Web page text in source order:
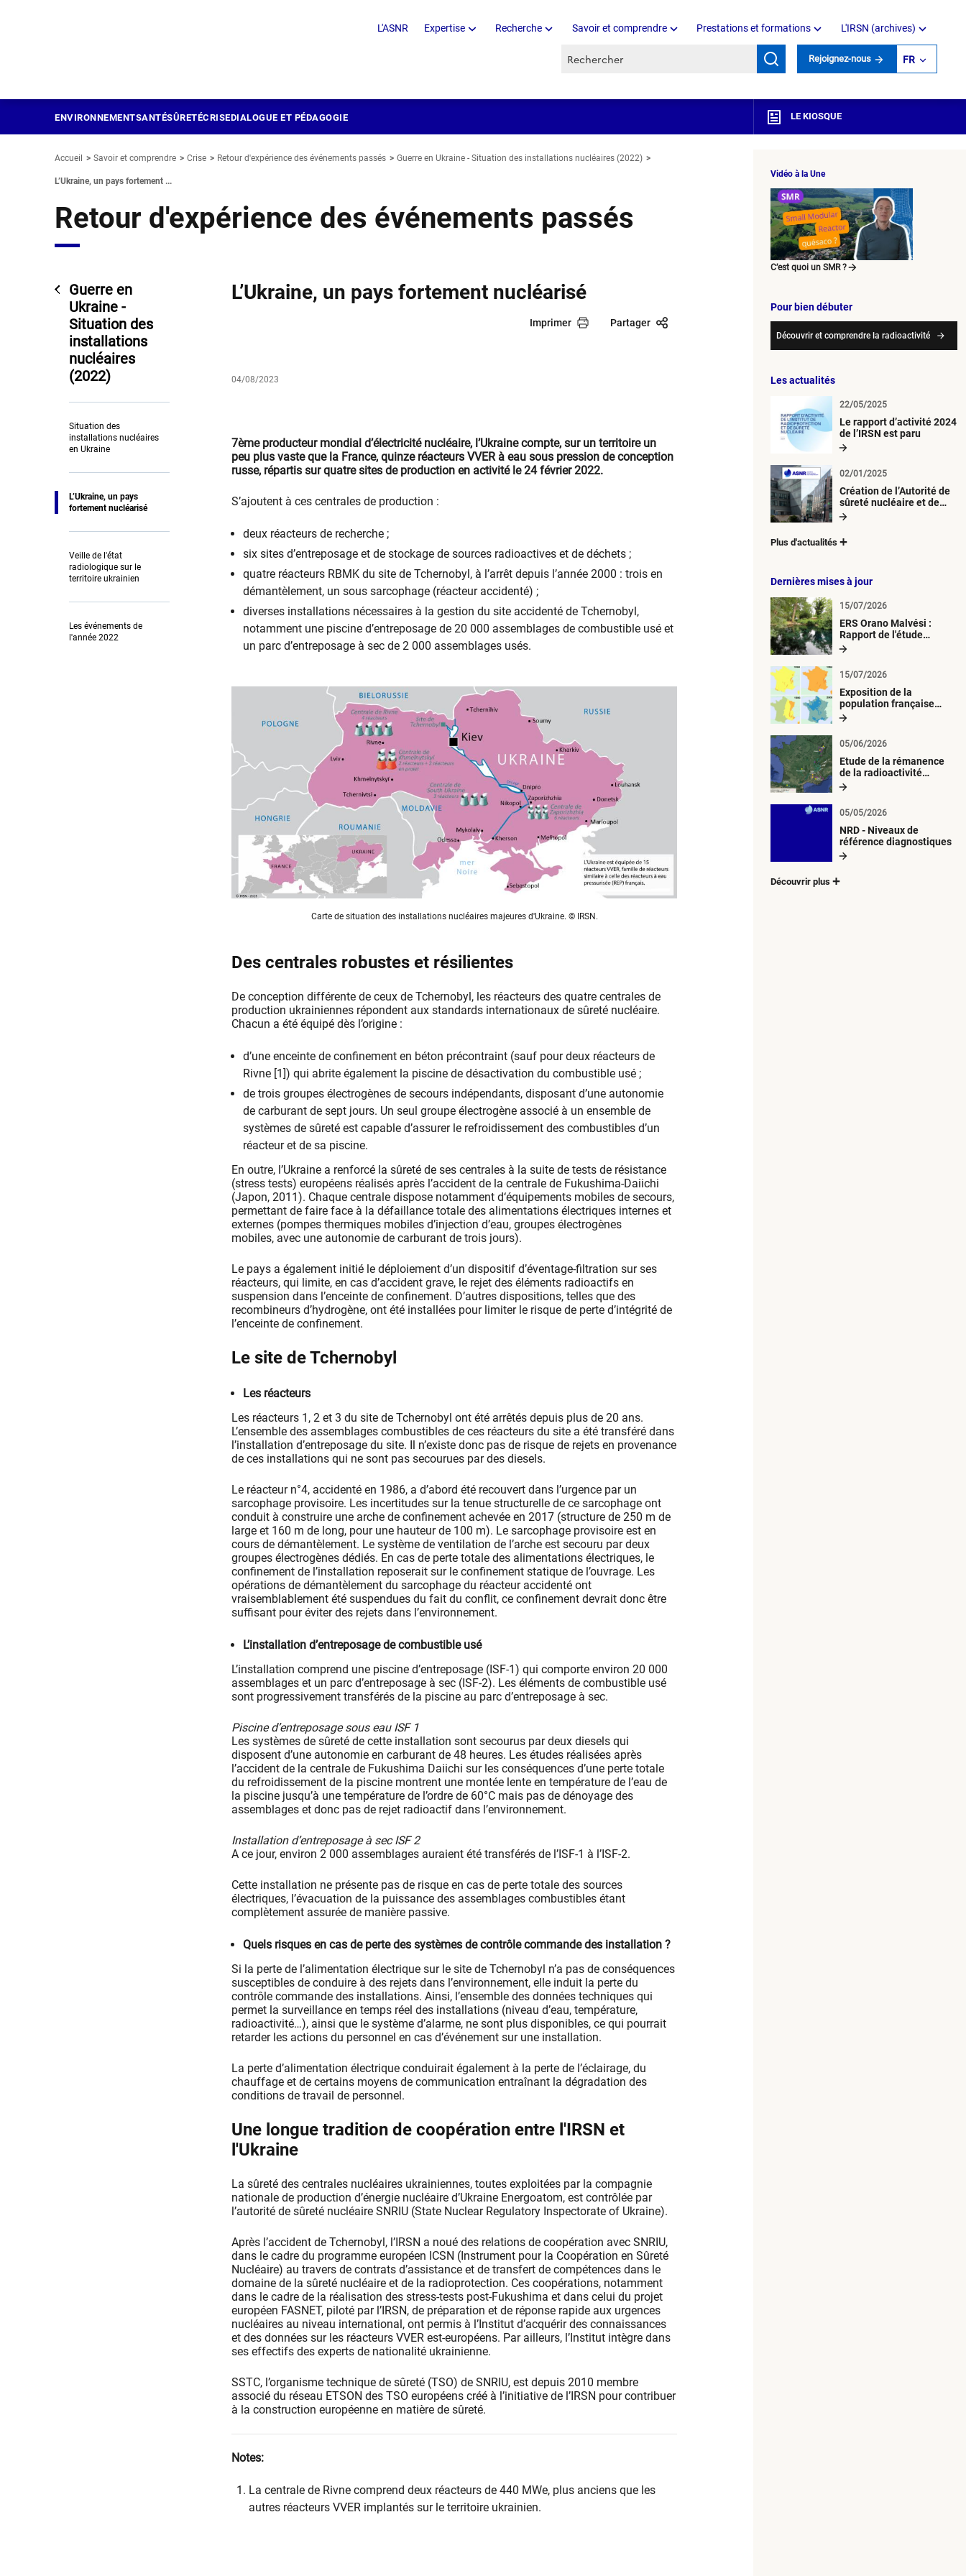
L'ASNR Expertise Recherche Savoir et comprendre Prestations et formations L'IRSN (archives)
Recherche par mots clés Rejoignez-nous FR
ENVIRONNEMENTSANTÉSÛRETÉCRISEDIALOGUE ET PÉDAGOGIE LE KIOSQUE
Accueil Savoir et comprendre Crise Retour d'expérience des événements passés Guerre en Ukraine - Situation des installations nucléaires (2022)
L’Ukraine, un pays fortement ...
Retour d'expérience des événements passés
Guerre en
Ukraine -
Situation des
installations
nucléaires
(2022)
Situation des
installations nucléaires
en Ukraine
L’Ukraine, un pays
fortement nucléarisé
Veille de l'état
radiologique sur le
territoire ukrainien
Les événements de
l'année 2022
L’Ukraine, un pays fortement nucléarisé
Imprimer Partager
04/08/2023
7ème producteur mondial d’électricité nucléaire, l’Ukraine compte, sur un territoire un
peu plus vaste que la France, quinze réacteurs VVER à eau sous pression de conception
russe, répartis sur quatre sites de production en activité le 24 février 2022.
S’ajoutent à ces centrales de production :
deux réacteurs de recherche ;
six sites d’entreposage et de stockage de sources radioactives et de déchets ;
quatre réacteurs RBMK du site de Tchernobyl, à l’arrêt depuis l’année 2000 : trois en
démantèlement, un sous sarcophage (réacteur accidenté) ;
diverses installations nécessaires à la gestion du site accidenté de Tchernobyl,
notamment une piscine d’entreposage de 20 000 assemblages de combustible usé et
un parc d’entreposage à sec de 2 000 assemblages usés.
Carte de situation des installations nucléaires majeures d'Ukraine. © IRSN.
Des centrales robustes et résilientes
De conception différente de ceux de Tchernobyl, les réacteurs des quatre centrales de
production ukrainiennes répondent aux standards internationaux de sûreté nucléaire.
Chacun a été équipé dès l’origine :
d’une enceinte de confinement en béton précontraint (sauf pour deux réacteurs de
Rivne [1]) qui abrite également la piscine de désactivation du combustible usé ;
de trois groupes électrogènes de secours indépendants, disposant d’une autonomie
de carburant de sept jours. Un seul groupe électrogène associé à un ensemble de
systèmes de sûreté est capable d’assurer le refroidissement des combustibles d’un
réacteur et de sa piscine.
En outre, l’Ukraine a renforcé la sûreté de ses centrales à la suite de tests de résistance
(stress tests) européens réalisés après l’accident de la centrale de Fukushima-Daiichi
(Japon, 2011). Chaque centrale dispose notamment d‘équipements mobiles de secours,
permettant de faire face à la défaillance totale des alimentations électriques internes et
externes (pompes thermiques mobiles d’injection d’eau, groupes électrogènes
mobiles, avec une autonomie de carburant de trois jours).
Le pays a également initié le déploiement d’un dispositif d’éventage-filtration sur ses
réacteurs, qui limite, en cas d’accident grave, le rejet des éléments radioactifs en
suspension dans l’enceinte de confinement. D’autres dispositions, telles que des
recombineurs d’hydrogène, ont été installées pour limiter le risque de perte d’intégrité de
l’enceinte de confinement.
Le site de Tchernobyl
Les réacteurs
Les réacteurs 1, 2 et 3 du site de Tchernobyl ont été arrêtés depuis plus de 20 ans.
L’ensemble des assemblages combustibles de ces réacteurs du site a été transféré dans
l’installation d’entreposage du site. Il n’existe donc pas de risque de rejets en provenance
de ces installations qui ne sont pas secourues par des diesels.
Le réacteur n°4, accidenté en 1986, a d’abord été recouvert dans l’urgence par un
sarcophage provisoire. Les incertitudes sur la tenue structurelle de ce sarcophage ont
conduit à construire une arche de confinement achevée en 2017 (structure de 250 m de
large et 160 m de long, pour une hauteur de 100 m). Le sarcophage provisoire est en
cours de démantèlement. Le système de ventilation de l’arche est secouru par deux
groupes électrogènes dédiés. En cas de perte totale des alimentations électriques, le
confinement de l’installation reposerait sur le confinement statique de l’ouvrage. Les
opérations de démantèlement du sarcophage du réacteur accidenté ont
vraisemblablement été suspendues du fait du conflit, ce confinement devrait donc être
suffisant pour éviter des rejets dans l’environnement.
L’installation d’entreposage de combustible usé
L’installation comprend une piscine d’entreposage (ISF-1) qui comporte environ 20 000
assemblages et un parc d’entreposage à sec (ISF-2). Les éléments de combustible usé
sont progressivement transférés de la piscine au parc d’entreposage à sec.
Piscine d’entreposage sous eau ISF 1
Les systèmes de sûreté de cette installation sont secourus par deux diesels qui
disposent d’une autonomie en carburant de 48 heures. Les études réalisées après
l’accident de la centrale de Fukushima Daiichi sur les conséquences d’une perte totale
du refroidissement de la piscine montrent une montée lente en température de l’eau de
la piscine jusqu’à une température de l’ordre de 60°C mais pas de dénoyage des
assemblages et donc pas de rejet radioactif dans l’environnement.
Installation d’entreposage à sec ISF 2
A ce jour, environ 2 000 assemblages auraient été transférés de l’ISF-1 à l’ISF-2.
Cette installation ne présente pas de risque en cas de perte totale des sources
électriques, l’évacuation de la puissance des assemblages combustibles étant
complètement assurée de manière passive.
Quels risques en cas de perte des systèmes de contrôle commande des installation ?
Si la perte de l’alimentation électrique sur le site de Tchernobyl n’a pas de conséquences
susceptibles de conduire à des rejets dans l’environnement, elle induit la perte du
contrôle commande des installations. Ainsi, l’ensemble des données techniques qui
permet la surveillance en temps réel des installations (niveau d’eau, température,
radioactivité…), ainsi que le système d’alarme, ne sont plus disponibles, ce qui pourrait
retarder les actions du personnel en cas d’événement sur une installation.
La perte d’alimentation électrique conduirait également à la perte de l’éclairage, du
chauffage et de certains moyens de communication entraînant la dégradation des
conditions de travail de personnel.
Une longue tradition de coopération entre l'IRSN et
l'Ukraine
La sûreté des centrales nucléaires ukrainiennes, toutes exploitées par la compagnie
nationale de production d’énergie nucléaire d’Ukraine Energoatom, est contrôlée par
l’autorité de sûreté nucléaire SNRIU (State Nuclear Regulatory Inspectorate of Ukraine).
Après l’accident de Tchernobyl, l’IRSN a noué des relations de coopération avec SNRIU,
dans le cadre du programme européen ICSN (Instrument pour la Coopération en Sûreté
Nucléaire) au travers de contrats d’assistance et de transfert de compétences dans le
domaine de la sûreté nucléaire et de la radioprotection. Ces coopérations, notamment
dans le cadre de la réalisation des stress-tests post-Fukushima et dans celui du projet
européen FASNET, piloté par l’IRSN, de préparation et de réponse rapide aux urgences
nucléaires au niveau international, ont permis à l’Institut d’acquérir des connaissances
et des données sur les réacteurs VVER est-européens. Par ailleurs, l’Institut intègre dans
ses effectifs des experts de nationalité ukrainienne.
SSTC, l’organisme technique de sûreté (TSO) de SNRIU, est depuis 2010 membre
associé du réseau ETSON des TSO européens créé à l’initiative de l’IRSN pour contribuer
à la construction européenne en matière de sûreté.
Notes:
La centrale de Rivne comprend deux réacteurs de 440 MWe, plus anciens que les
autres réacteurs VVER implantés sur le territoire ukrainien.
Vidéo à la Une
C’est quoi un SMR ?
Pour bien débuter
Découvrir et comprendre la radioactivité
Les actualités
Le rapport d’activité 2024
de l’IRSN est paru
22/05/2025
Création de l’Autorité de
sûreté nucléaire et de
radioprotection (ASNR)
02/01/2025
Plus d'actualités
Dernières mises à jour
ERS Orano Malvési :
Rapport de l'étude
radiologique du milieu
15/07/2026
Exposition de la
population française
métropolitaine aux
atmosphériques
radioactives depuis 1945
15/07/2026
Etude de la rémanence
de la radioactivité
d’origine artificielle
05/06/2026
NRD - Niveaux de
référence diagnostiques
05/05/2026
Découvrir plus